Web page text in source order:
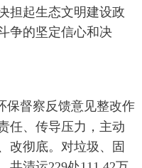
担起生态文明建设政
争的坚定信心和决
保督察反馈意见整改作
任、传导压力，主动
改彻底。对垃圾、固